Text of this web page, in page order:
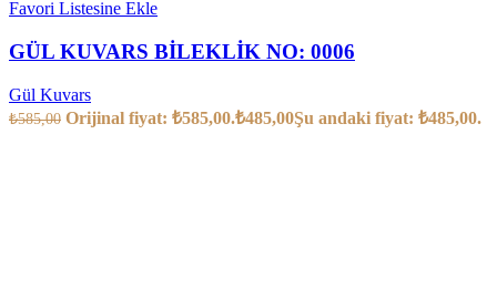
Favori Listesine Ekle
GÜL KUVARS BİLEKLİK NO: 0006
Gül Kuvars
₺585,00 Orijinal fiyat: ₺585,00.₺485,00Şu andaki fiyat: ₺485,00.